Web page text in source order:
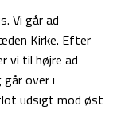
Vi går ad
Kirke. Efter
vi til højre ad
går over i
udsigt mod øst